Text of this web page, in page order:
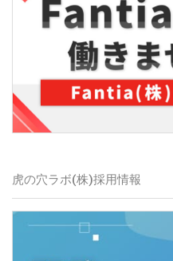
虎の穴ラボ(株)採用情報